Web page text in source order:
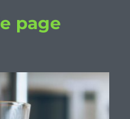
page